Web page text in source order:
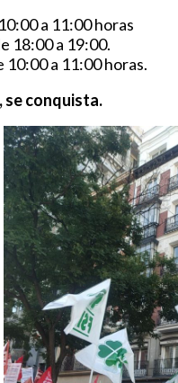
a 11:00 horas
18:00 a 19:00.
10:00 a 11:00 horas.
se conquista.